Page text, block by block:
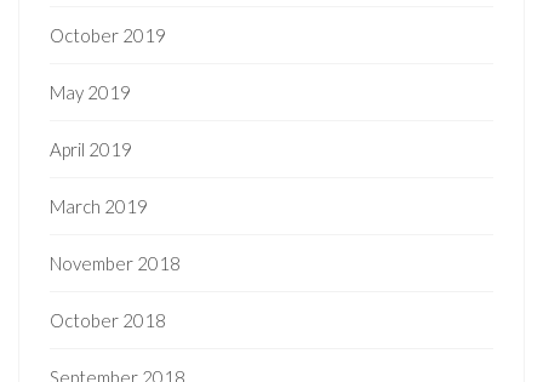
October 2019
May 2019
April 2019
March 2019
November 2018
October 2018
September 2018